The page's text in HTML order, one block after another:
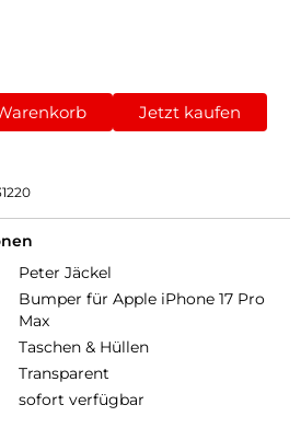
Jetzt kaufen
Peter Jäckel
Bumper für Apple iPhone 17 Pro
Max
Taschen & Hüllen
Transparent
sofort verfügbar